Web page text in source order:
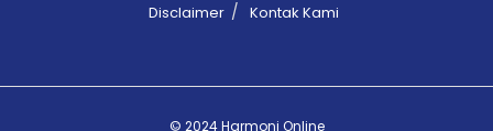
Disclaimer
Kontak Kami
© 2024 Harmoni Online